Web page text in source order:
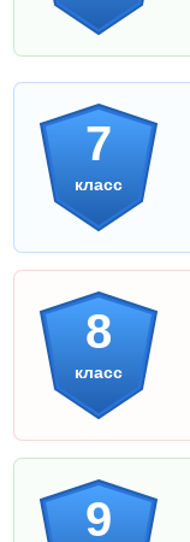
7
класс
8
класс
9